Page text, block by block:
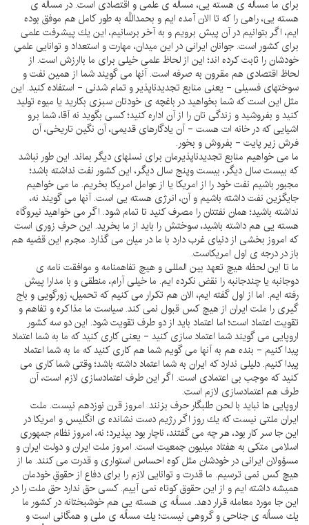
براى ما مسأله ى هسته يى، مسأله ى علمى و اقتصادى است. در مسأله ى
هسته يى، راهى را كه تا الان آمده ايم و بحمداللَّه به طور كامل هم موفق بوده
ايم، اگر بتوانيم در آن پيش برويم و به آخر برسانيم، اين يك پيشرفت علمى
براى كشور است. جوانان ايرانى در اين ميدان، مهارت و استعداد و توانايى علمىِ
خودشان را ثابت كرده اند؛ اين از لحاظ علمى خيلى براى ما باارزش است. از
لحاظ اقتصادى هم مقرون به صرفه است. آنها مى گويند شما از همين نفت و
سوختهاى فسيلى - يعنى منابع تجديدناپذير و تمام شدنى - استفاده كنيد. اين
مثل اين است كه شما بخواهيد در باغچه ى خودتان سبزى بكاريد يا ميوه توليد
كنيد و بفروشيد و زندگى تان را از آن اداره كنيد؛ كسى بگويد نه آقا، شما برو
اشيايى كه در خانه ات هست - آن يادگارهاى قديمى، آن نگين تاريخى، آن
فرش زير پايت - بفروش و بخور.
ما مى خواهيم منابع تجديدناپذيرمان براى نسلهاى ديگر بماند. اين طور نباشد
كه بيست سال ديگر، بيست وپنج سال ديگر، اين كشور نفت نداشته باشد؛
مجبور باشيم نفت خود را از امريكا يا از عوامل امريكا بخريم. ما مى خواهيم
جايگزين نفت داشته باشيم و آن، انرژى هسته يى است. آنها مى گويند نه،
نداشته باشيد؛ همان نفتتان را مصرف كنيد تا تمام شود. اگر مى خواهيد نيروگاه
هسته يى هم داشته باشيد، سوختش را بايد از ما بخريد. اين حرفِ زورى است
كه امروز بخشى از دنياى غرب دارد با ما در ميان مى گذارد. مجرم اين قضيه هم
باز در درجه ى اول امريكاست.
ما تا اين لحظه هيچ تعهد بين المللى و هيچ تفاهمنامه و موافقت نامه ى
دوجانبه يا چندجانبه را نقض نكرده ايم. ما خيلى آرام، منطقى و با مدارا پيش
رفته ايم. اما از اول گفته ايم، الان هم تكرار مى كنيم كه تحميل، زورگويى و باج
گيرى را ملت ايران از هيچ كس قبول نمى كند. سياست ما مذاكره و تفاهم و
تقويت اعتماد است؛ اما اعتماد بايد از دو طرف تقويت شود. اين دو سه كشور
اروپايى مى گويند شما اعتماد سازى كنيد - يعنى كارى كنيد كه ما به شما اعتماد
پيدا كنيم - بنده هم به آنها مى گويم شما هم كارى كنيد كه ما به شما اعتماد
پيدا كنيم. دليلى ندارد كه ايران به شما اعتماد داشته باشد؛ وقتى شما كارى مى
كنيد كه موجب بى اعتمادى است. اگر اين طرف اعتمادسازى لازم است، آن
طرف هم اعتمادسازى لازم است.
اروپايى ها نبايد با لحن طلبگار حرف بزنند. امروز قرن نوزدهم نيست. ملت
ايران ملتى نيست كه يك روز اگر رژيم دست نشانده ى انگليس و امريكا در
اين جا سر كار بود، هر چه مى گفتند، ناچار بود بپذيرد؛ نه، امروز نظام جمهورى
اسلامى متكى به هفتاد ميليون جمعيت است. امروز ملت ايران و دولت ايران و
مسؤولان ايرانى در خودشان مثل كوه احساس استوارى و قدرت مى كنند. ما از
هيچ كس نمى ترسيم. ما قدرت و توانايى لازم را براى دفاع از حقوقِ خودمان
هميشه داشته ايم و از اين حقوق كوتاه نمى آييم. كسى حق ندارد حق ملت را در
اين جا مورد معامله قرار دهد. مسأله ى هسته يى هم خوشبختانه در كشور ما
يك مسأله ى جناحى و گروهى نيست؛ يك مسأله ى ملى و همگانى است و